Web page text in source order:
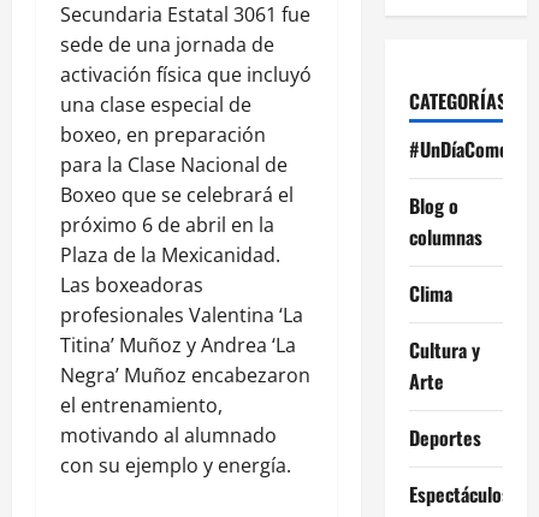
Secundaria Estatal 3061 fue
sede de una jornada de
activación física que incluyó
una clase especial de
boxeo, en preparación
para la Clase Nacional de
Boxeo que se celebrará el
próximo 6 de abril en la
Plaza de la Mexicanidad.
Las boxeadoras
profesionales Valentina ‘La
Titina’ Muñoz y Andrea ‘La
Negra’ Muñoz encabezaron
el entrenamiento,
motivando al alumnado
con su ejemplo y energía.
CATEGORÍAS
#UnDíaComoHoy
Blog o
columnas
Clima
Cultura y
Arte
Deportes
Espectáculos